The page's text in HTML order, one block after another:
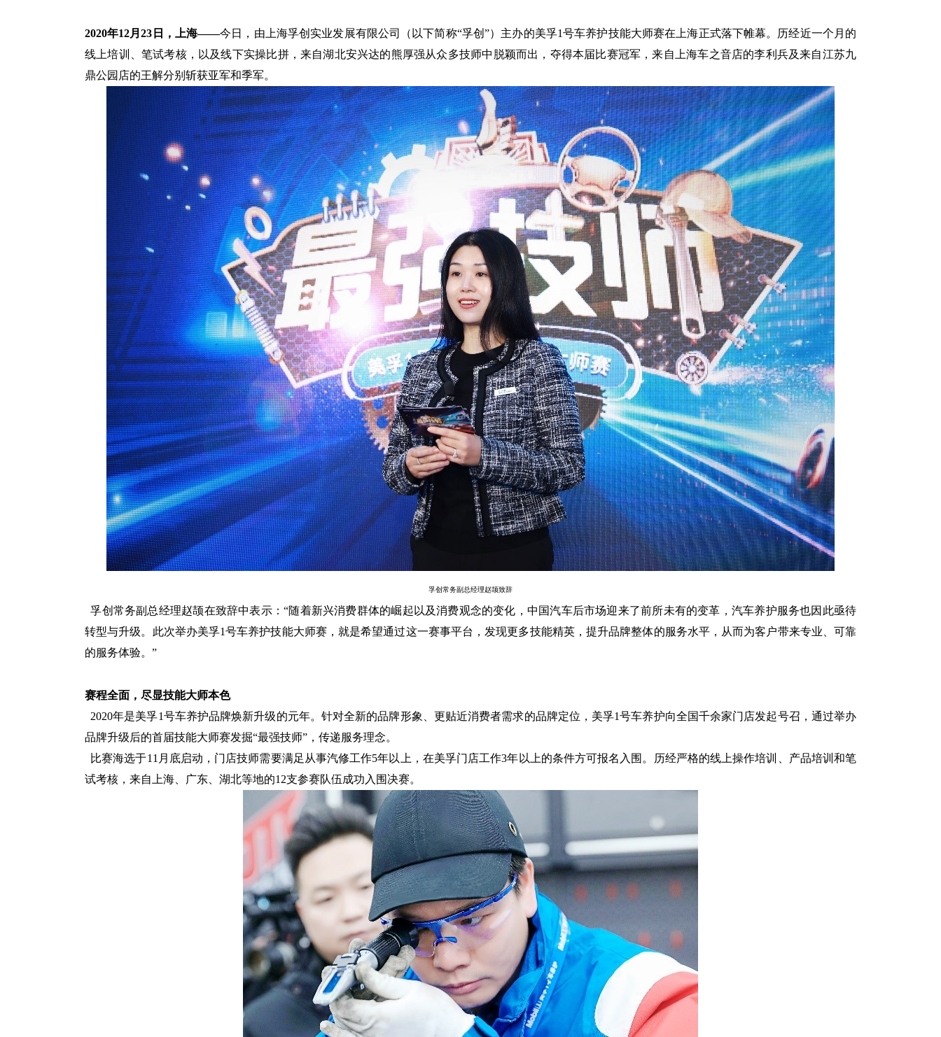
2020年12月23 日，上海——今日，由上海孚创实业发展有限公司（以下简称“孚创”）主办的美孚1号车养护技能大师赛在上海正式落下帷幕。历经近一个月的
线上培训、笔试考核，以及线下实操比拼，来自湖北安兴达的熊厚强从众多技师中脱颖而出，夺得本届比赛冠军，来自上海车之音店的李利兵及来自江苏九
鼎公园店的王解分别斩获亚军和季军。
孚创常务副总经理赵颉致辞
孚创常务副总经理赵颉在致辞中表示：“随着新兴消费群体的崛起以及消费观念的变化，中国汽车后市场迎来了前所未有的变革，汽车养护服务也因此亟待
转型与升级。 此次举办美孚1号车养护技能大师赛，就是希望通过这一赛事平台，发现更多技能精英，提升品牌整体的服务水平，从而为客户带来专业、可靠
的服务体验。 ”
赛程全面，尽显技能大师本色
2020年是美孚1号车养护品牌焕新升级的元年。针对全新的品牌形象、更贴近消费者需求的品牌定位，美孚1号车养护向全国千余家门店发起号召，通过举办
品牌升级后的首届技能大师赛发掘“最强技师”，传递服务理念。
比赛海选于11 月底启动，门店技师需要满足 从事汽修工作5年以上，在美孚门店工作3年以上的条件方可报名入围。历经严格的线上操作培训、产品培训和笔
试考核，来自上海、广东、湖北等地的12支参赛队伍成功入围决赛。